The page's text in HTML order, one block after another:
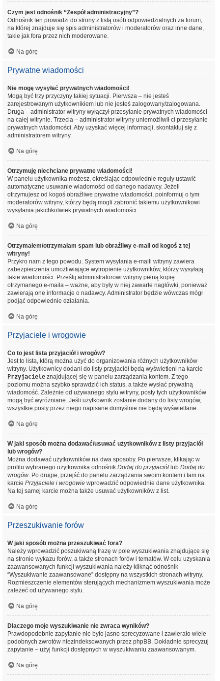
Czym jest odnośnik “Zespół administracyjny”?
Odnośnik ten prowadzi do strony z listą osób odpowiedzialnych za forum,
na której znajduje się spis administratorów i moderatorów oraz inne dane,
takie jak fora przez nich moderowane.
Na górę
Prywatne wiadomości
Nie mogę wysyłać prywatnych wiadomości!
Mogą być trzy przyczyny takiej sytuacji. Pierwsza – nie jesteś
zarejestrowanym użytkownikiem lub nie jesteś zalogowany/zalogowana.
Druga – administrator witryny wyłączył przesyłanie prywatnych wiadomości
na całej witrynie. Trzecia – administrator witryny uniemożliwił ci przesyłanie
prywatnych wiadomości. Aby uzyskać więcej informacji, skontaktuj się z
administratorem witryny.
Na górę
Otrzymuję niechciane prywatne wiadomości!
W panelu użytkownika możesz, określając odpowiednie reguły ustawić
automatyczne usuwanie wiadomości od danego nadawcy. Jeżeli
otrzymujesz od kogoś obraźliwe prywatne wiadomości, poinformuj o tym
moderatorów witryny, którzy będą mogli zabronić takiemu użytkownikowi
wysyłania jakichkolwiek prywatnych wiadomości.
Na górę
Otrzymałem/otrzymałam spam lub obraźliwy e-mail od kogoś z tej
witryny!
Przykro nam z tego powodu. System wysyłania e-maili witryny zawiera
zabezpieczenia umożliwiające wytropienie użytkowników, którzy wysyłają
takie wiadomości. Prześlij administratorowi witryny pełną kopię
otrzymanego e-maila – ważne, aby były w niej zawarte nagłówki, ponieważ
zawierają one informacje o nadawcy. Administrator będzie wówczas mógł
podjąć odpowiednie działania.
Na górę
Przyjaciele i wrogowie
Co to jest lista przyjaciół i wrogów?
Jest to lista, którą można użyć do organizowania różnych użytkowników
witryny. Użytkownicy dodani do listy przyjaciół będą wyświetleni na karcie
Przyjaciele znajdującej się w panelu zarządzania kontem. Z tego
poziomu można szybko sprawdzić ich status, a także wysłać prywatną
wiadomość. Zależnie od używanego stylu witryny, posty tych użytkowników
mogą być wyróżniane. Jeśli użytkownik zostanie dodany do listy wrogów,
wszystkie posty przez niego napisane domyślnie nie będą wyświetlane.
Na górę
W jaki sposób można dodawać/usuwać użytkowników z listy przyjaciół
lub wrogów?
Można dodawać użytkowników na dwa sposoby. Po pierwsze, klikając w
profilu wybranego użytkownika odnośnik Dodaj do przyjaciół lub Dodaj do
wrogów. Po drugie, przejść do panelu zarządzania swoim kontem i tam na
karcie Przyjaciele i wrogowie wprowadzić odpowiednie dane użytkownika.
Na tej samej karcie można także usuwać użytkowników z list.
Na górę
Przeszukiwanie forów
W jaki sposób można przeszukiwać fora?
Należy wprowadzić poszukiwaną frazę w pole wyszukiwania znajdujące się
na stronie wykazu forów, a także stronach forów i tematów. W celu uzyskania
zaawansowanych funkcji wyszukiwania należy kliknąć odnośnik
“Wyszukiwanie zaawansowane” dostępny na wszystkich stronach witryny.
Rozmieszczenie elementów sterujących mechanizmem wyszukiwania może
zależeć od używanego stylu.
Na górę
Dlaczego moje wyszukiwanie nie zwraca wyników?
Prawdopodobnie zapytanie nie było jasno sprecyzowane i zawierało wiele
podobnych zwrotów niezindeksowanych przez phpBB. Dokładnie sprecyzuj
zapytanie – użyj funkcji dostępnych w wyszukiwaniu zaawansowanym.
Na górę